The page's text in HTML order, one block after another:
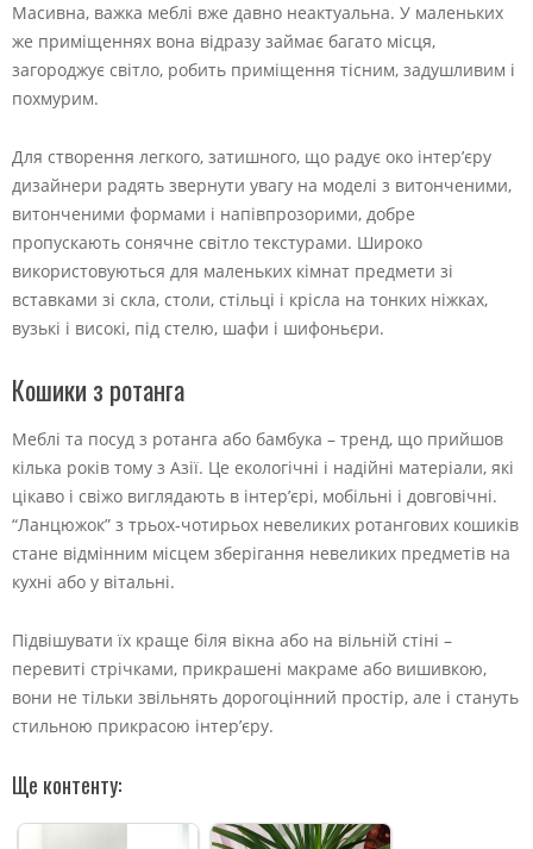
Масивна, важка меблі вже давно неактуальна. У маленьких
же приміщеннях вона відразу займає багато місця,
загороджує світло, робить приміщення тісним, задушливим і
похмурим.
Для створення легкого, затишного, що радує око інтер’єру
дизайнери радять звернути увагу на моделі з витонченими,
витонченими формами і напівпрозорими, добре
пропускають сонячне світло текстурами. Широко
використовуються для маленьких кімнат предмети зі
вставками зі скла, столи, стільці і крісла на тонких ніжках,
вузькі і високі, під стелю, шафи і шифоньєри.
Кошики з ротанга
Меблі та посуд з ротанга або бамбука – тренд, що прийшов
кілька років тому з Азії. Це екологічні і надійні матеріали, які
цікаво і свіжо виглядають в інтер’єрі, мобільні і довговічні.
“Ланцюжок” з трьох-чотирьох невеликих ротангових кошиків
стане відмінним місцем зберігання невеликих предметів на
кухні або у вітальні.
Підвішувати їх краще біля вікна або на вільній стіні –
перевиті стрічками, прикрашені макраме або вишивкою,
вони не тільки звільнять дорогоцінний простір, але і стануть
стильною прикрасою інтер’єру.
Ще контенту: